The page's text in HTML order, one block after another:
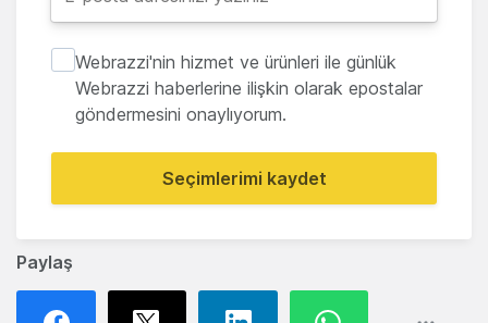
Paylaş
Webrazzi'nin hizmet ve ürünleri ile günlük
Webrazzi haberlerine ilişkin olarak epostalar
göndermesini onaylıyorum.
Seçimlerimi kaydet